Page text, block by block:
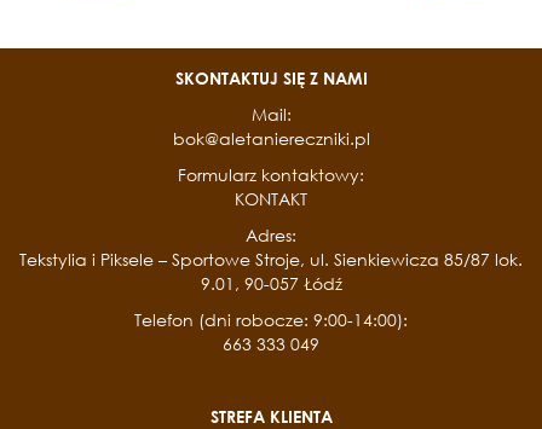
SKONTAKTUJ SIĘ Z NAMI
Mail:
bok@aletaniereczniki.pl
Formularz kontaktowy:
KONTAKT
Adres:
Tekstylia i Piksele – Sportowe Stroje, ul. Sienkiewicza 85/87 lok.
9.01, 90-057 Łódź
Telefon (dni robocze: 9:00-14:00):
663 333 049
STREFA KLIENTA